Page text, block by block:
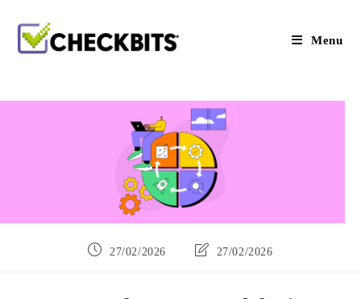
para
conteúdo
Menu
Post
27/02/2026
Última27/02/2026